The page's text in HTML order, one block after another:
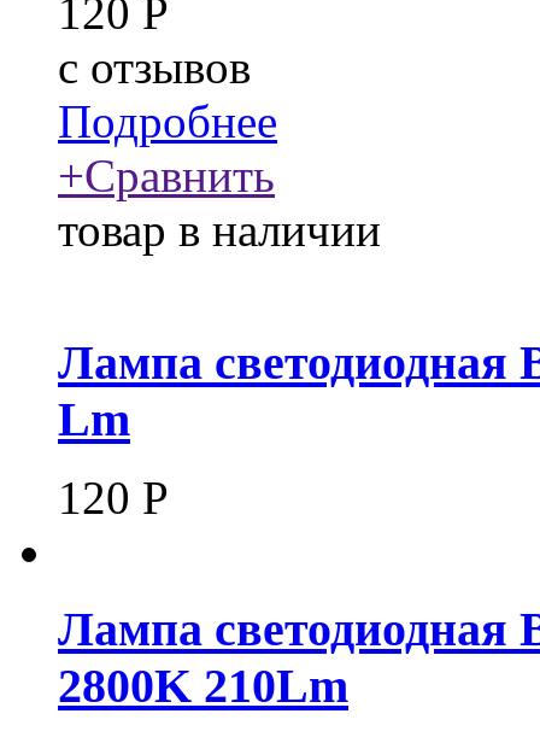
120 Р
c отзывов
Подробнее
+Сравнить
товар в наличии
Лампа светодиодная
Lm
120 Р
Лампа светодиодная
2800K 210Lm